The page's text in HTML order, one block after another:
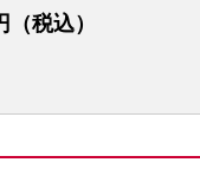
（税込）